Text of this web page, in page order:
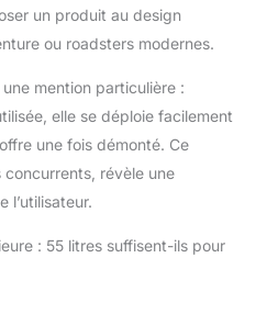
un produit au design
ou roadsters modernes.
mention particulière :
elle se déploie facilement
une fois démonté. Ce
révèle une
l’utilisateur.
: 55 litres suffisent-ils pour